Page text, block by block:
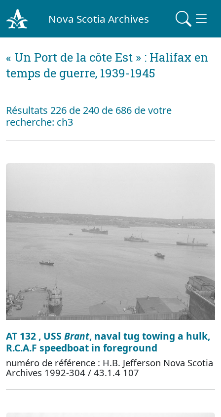
Nova Scotia Archives
« Un Port de la côte Est » : Halifax en
temps de guerre, 1939-1945
Résultats 226 de 240 de 686 de votre
recherche: ch3
AT 132 , USS Brant, naval tug towing a hulk,
R.C.A.F speedboat in foreground
numéro de référence : H.B. Jefferson Nova Scotia
Archives 1992-304 / 43.1.4 107